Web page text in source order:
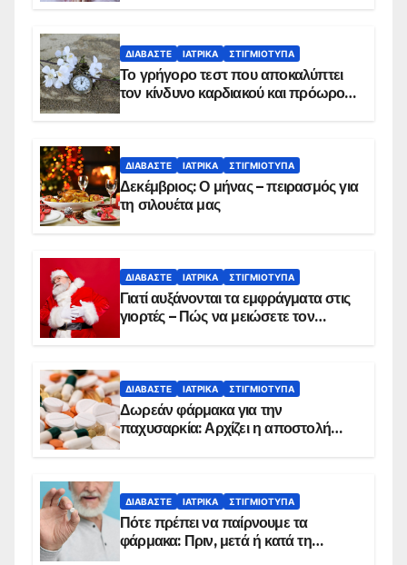
ΔΙΑΒΆΣΤΕ ΙΑΤΡΙΚΆ ΣΤΙΓΜΙΌΤΥΠΑ
Το γρήγορο τεστ που αποκαλύπτει
τον κίνδυνο καρδιακού και πρόωρου
ΔΙΑΒΆΣΤΕ ΙΑΤΡΙΚΆ ΣΤΙΓΜΙΌΤΥΠΑ
Δεκέμβριος: Ο μήνας – πειρασμός για
τη σιλουέτα μας
ΔΙΑΒΆΣΤΕ ΙΑΤΡΙΚΆ ΣΤΙΓΜΙΌΤΥΠΑ
Γιατί αυξάνονται τα εμφράγματα στις
γιορτές – Πώς να μειώσετε τον
ΔΙΑΒΆΣΤΕ ΙΑΤΡΙΚΆ ΣΤΙΓΜΙΌΤΥΠΑ
Δωρεάν φάρμακα για την
παχυσαρκία: Αρχίζει η αποστολή
ΔΙΑΒΆΣΤΕ ΙΑΤΡΙΚΆ ΣΤΙΓΜΙΌΤΥΠΑ
Πότε πρέπει να παίρνουμε τα
φάρμακα: Πριν, μετά ή κατά τη